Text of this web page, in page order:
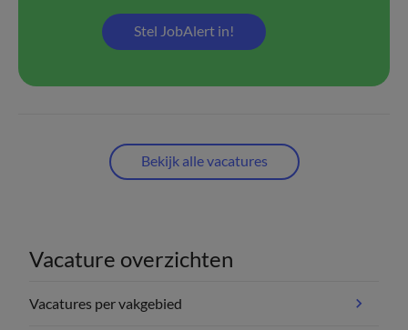
Stel JobAlert in!
Bekijk alle vacatures
Vacature overzichten
Vacatures per vakgebied